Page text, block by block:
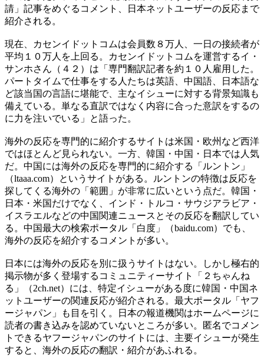
請」記事をめぐるコメント、日本ネットユーザーの反応まで
紹介される。
現在、カセンイドットコムは会員数８万人、一日の接続者が
平均１０万人を上回る。カセンイドットコムを運営するイ・
サンホさん（４２）は「専門翻訳記者を約１０人雇用した。
パートタイムで仕事をする人たちは英語、中国語、日本語な
ど該当国の言語に堪能で、主なイシューに対する背景知識も
備えている。単なる直訳ではなく内容に合った意訳をするの
に力を注いでいる」と語った。
海外の反応を専門的に紹介するサイトは米国・欧州など西洋
ではほとんど見られない。一方、韓国・中国・日本では人気
だ。中国には海外の反応を専門的に紹介する「ルントン」
（ltaaa.com）というサイトがある。ルントンの特徴は反応を
探してくる海外の「範囲」が非常に広いという点だ。韓国・
日本・米国だけでなく、インド・トルコ・サウジアラビア・
イスラエルなどの中国関連ニュースとその反応を翻訳してい
る。中国最大の検索ポータル「白度」（baidu.com）でも、
海外の反応を紹介するコメントが多い。
日本には海外の反応を別に扱うサイトはない。しかし極右的
掲示物が多く登場するコミュニティーサイト「２ちゃんね
る」（2ch.net）には、特定イシューがある度に韓国・中国ネ
ットユーザーの関連反応が紹介される。最大ポータル「ヤフ
ージャパン」も目を引く。日本の報道機関はホームページに
読者の書き込みを認めていないところが多い。匿名でコメン
トできるヤフージャパンのサイトには、主要イシューが発生
すると、海外の反応の翻訳・紹介があふれる。